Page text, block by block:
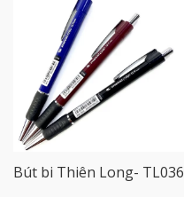
Bút bi Thiên Long- TL036